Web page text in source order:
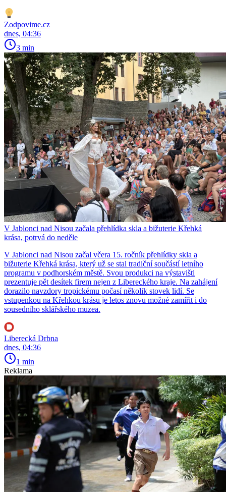
Zodpovime.cz
dnes, 04:36
3 min
V Jablonci nad Nisou začala přehlídka skla a bižuterie Křehká
krása, potrvá do neděle
V Jablonci nad Nisou začal včera 15. ročník přehlídky skla a
bižuterie Křehká krása, který už se stal tradiční součástí letního
programu v podhorském městě. Svou produkci na výstavišti
prezentuje pět desítek firem nejen z Libereckého kraje. Na zahájení
dorazilo navzdory tropickému počasí několik stovek lidí. Se
vstupenkou na Křehkou krásu je letos znovu možné zamířit i do
sousedního sklářského muzea.
Liberecká Drbna
dnes, 04:36
1 min
Reklama